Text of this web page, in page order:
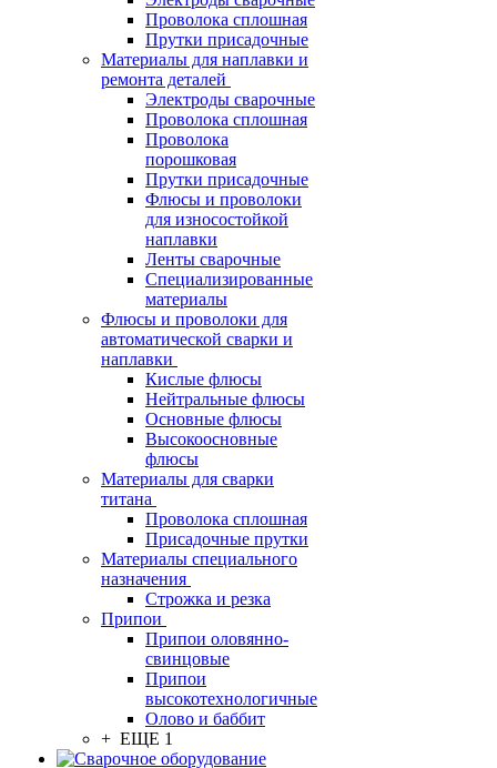
Проволока сплошная
Прутки присадочные
Материалы для наплавки и
ремонта деталей
Электроды сварочные
Проволока сплошная
Проволока
порошковая
Прутки присадочные
Флюсы и проволоки
для износостойкой
наплавки
Ленты сварочные
Специализированные
материалы
Флюсы и проволоки для
автоматической сварки и
наплавки
Кислые флюсы
Нейтральные флюсы
Основные флюсы
Высокоосновные
флюсы
Материалы для сварки
титана
Проволока сплошная
Присадочные прутки
Материалы специального
назначения
Строжка и резка
Припои
Припои оловянно-
свинцовые
Припои
высокотехнологичные
Олово и баббит
+ ЕЩЕ 1